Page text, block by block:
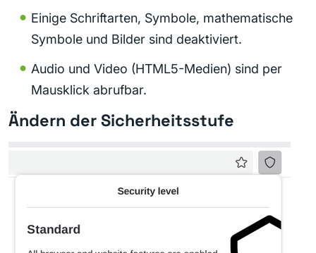
Einige Schriftarten, Symbole, mathematische
Symbole und Bilder sind deaktiviert.
Audio und Video (HTML5-Medien) sind per
Mausklick abrufbar.
Ändern der Sicherheitsstufe